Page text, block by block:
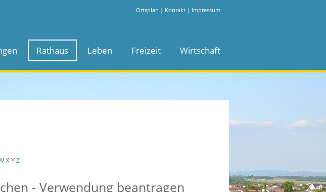
Ortsplan | Kontakt | Impressum
Rathaus Leben Freizeit Wirtschaft
XYZ
- Verwendung beantragen